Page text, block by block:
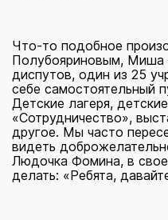
Что-то подобное
Полубояриновым, Миша
диспутов, один из 25
себе самостоятельный
Детские лагеря,
«Сотрудничество»,
другое. Мы часто
видеть
Людочка Фомина, в
делать: «Ребята,